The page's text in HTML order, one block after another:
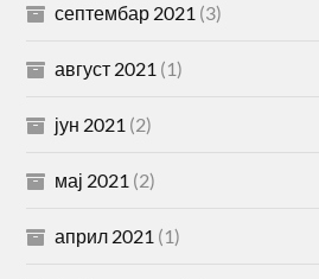
септембар 2021 (3)
август 2021 (1)
јун 2021 (2)
мај 2021 (2)
април 2021 (1)